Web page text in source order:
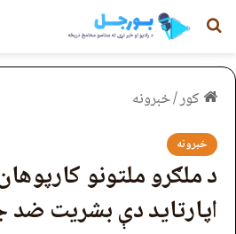
لټون
کور/خبرونه
خبرونه
د ملګرو ملتونو
اپارتاید دې بشریت